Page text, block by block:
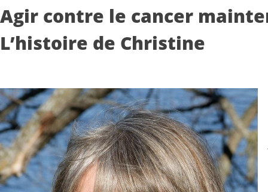
Agir contre le cancer
L’histoire de Christine